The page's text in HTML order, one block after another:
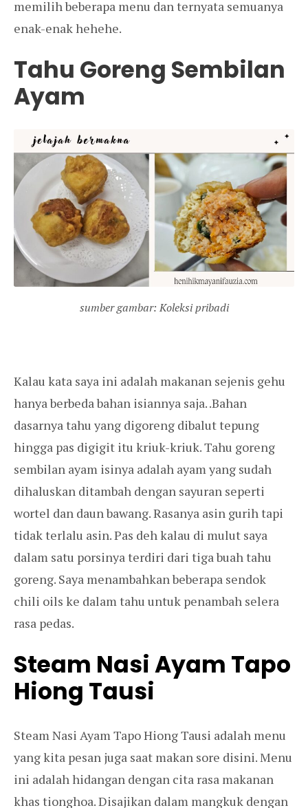
memilih beberapa menu dan ternyata semuanya
enak-enak hehehe.
Tahu Goreng Sembilan
Ayam
sumber gambar: Koleksi pribadi
Kalau kata saya ini adalah makanan sejenis gehu
hanya berbeda bahan isiannya saja. .Bahan
dasarnya tahu yang digoreng dibalut tepung
hingga pas digigit itu kriuk-kriuk. Tahu goreng
sembilan ayam isinya adalah ayam yang sudah
dihaluskan ditambah dengan sayuran seperti
wortel dan daun bawang. Rasanya asin gurih tapi
tidak terlalu asin. Pas deh kalau di mulut saya
dalam satu porsinya terdiri dari tiga buah tahu
goreng. Saya menambahkan beberapa sendok
chili oils ke dalam tahu untuk penambah selera
rasa pedas.
Steam Nasi Ayam Tapo
Hiong Tausi
Steam Nasi Ayam Tapo Hiong Tausi adalah menu
yang kita pesan juga saat makan sore disini. Menu
ini adalah hidangan dengan cita rasa makanan
khas tionghoa. Disajikan dalam mangkuk dengan